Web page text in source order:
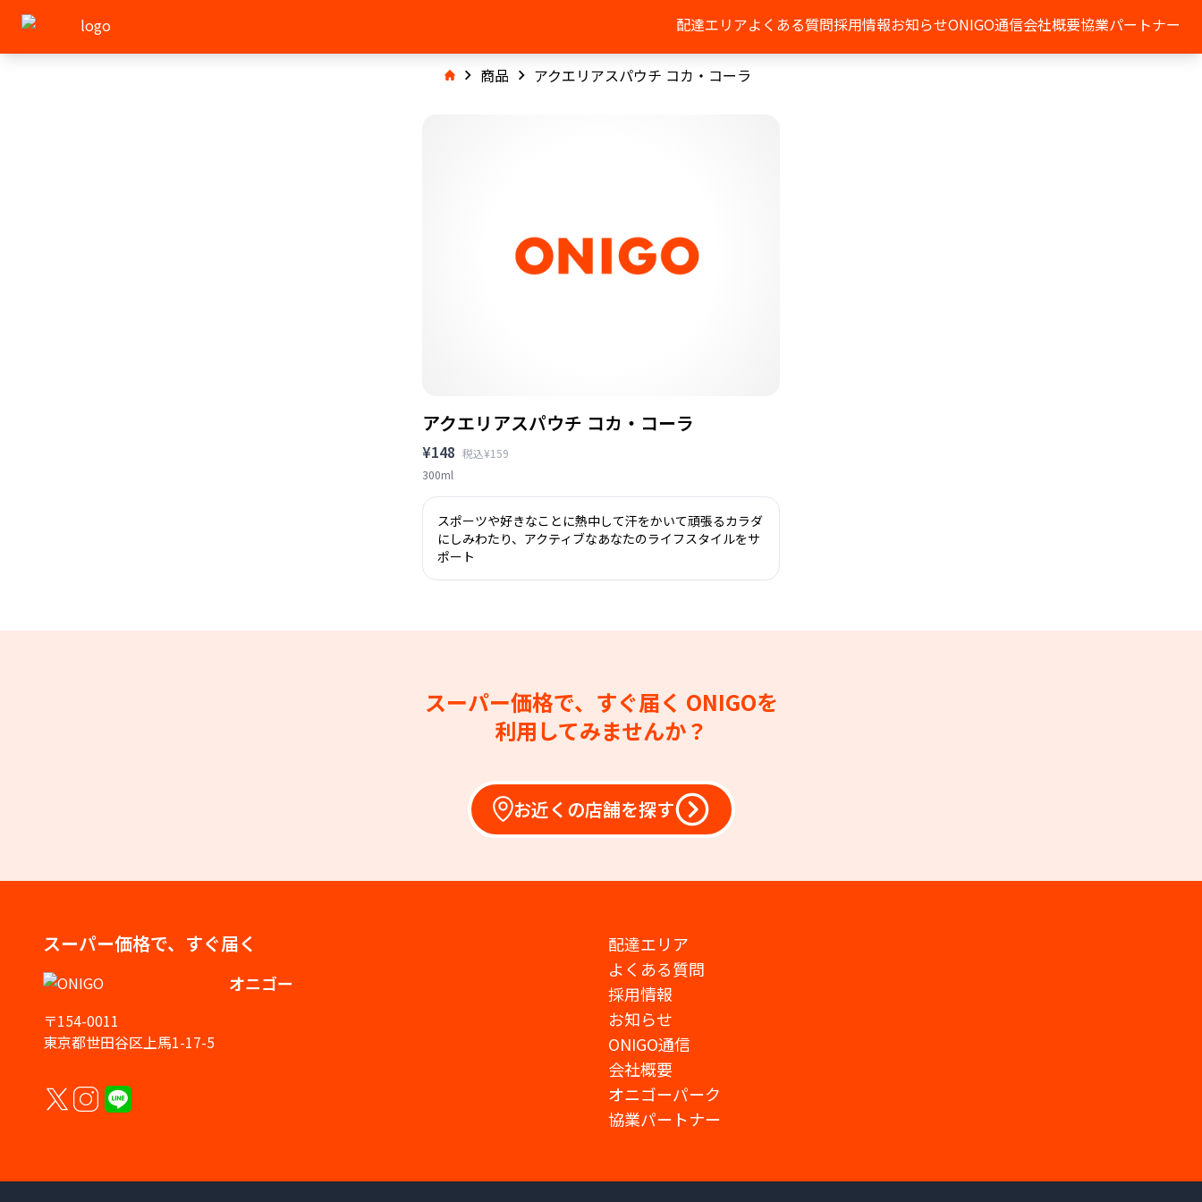
配達エリアよくある質問採用情報お知らせONIGO通信会社概要協業パートナー
商品 アクエリアスパウチ コカ・コーラ
アクエリアスパウチ コカ・コーラ
¥148 税込¥159
300ml
スポーツや好きなことに熱中して汗をかいて頑張るカラダ
にしみわたり、アクティブなあなたのライフスタイルをサ
ポート
スーパー価格で、すぐ届く ONIGOを
利用してみませんか？
お近くの店舗を探す
スーパー価格で、すぐ届く
オニゴー
〒154-0011
東京都世田谷区上馬1-17-5
配達エリア
よくある質問
採用情報
お知らせ
ONIGO通信
会社概要
オニゴーパーク
協業パートナー